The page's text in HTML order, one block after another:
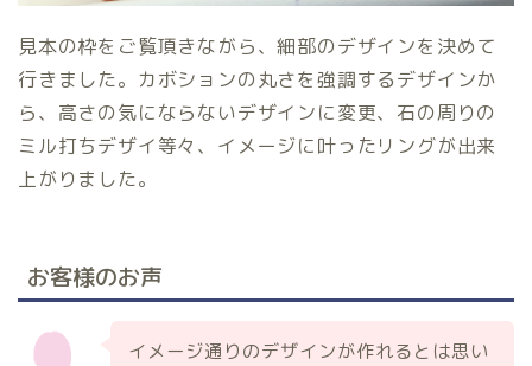
見本の枠をご覧頂きながら、細部のデザインを決めて
行きました。カボションの丸さを強調するデザインか
ら、高さの気にならないデザインに変更、石の周りの
ミル打ちデザイ等々、イメージに叶ったリングが出来
上がりました。
お客様のお声
イメージ通りのデザインが作れるとは思い